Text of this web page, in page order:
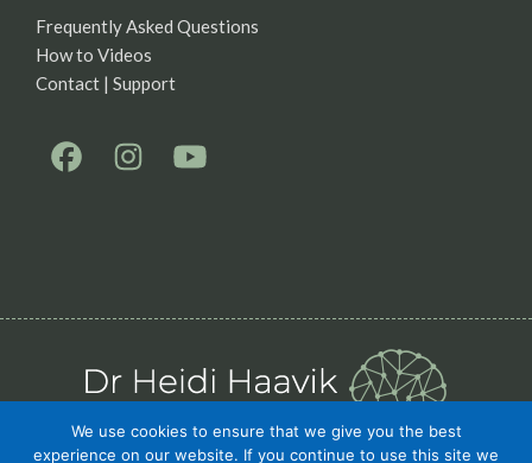
Frequently Asked Questions
How to Videos
Contact | Support
We use cookies to ensure that we give you the best
experience on our website. If you continue to use this site we